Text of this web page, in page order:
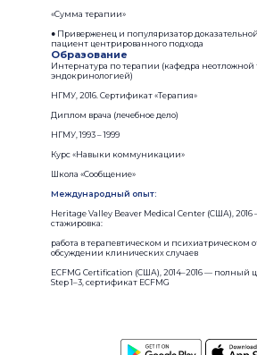
«Сумма терапии»
● Приверженец и популяризатор
пациент центрированного подхода
Образование
Интернатура по терапии (кафедра неотложной
эндокринологией)
НГМУ, 2016. Сертификат «Терапия»
Диплом врача (лечебное дело)
НГМУ, 1993 – 1999
Курс «Навыки коммуникации»
Школа «Сообщение»
Международный опыт:
Heritage Valley Beaver Medical Center (США),
стажировка:
работа в терапевтическом и психиатрическом
обсуждении клинических случаев
ECFMG Certification (США), 2014–2016 — полный
Step 1–3, сертификат ECFMG